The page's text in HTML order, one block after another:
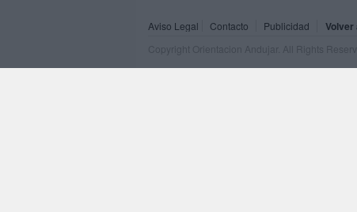
Aviso Legal Contacto Publicidad Volver